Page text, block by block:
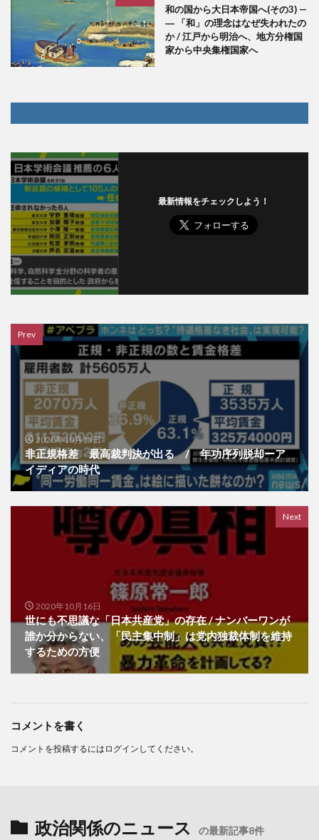
和の国から大日本帝国へ(その3) —
― 「和」の理念はなぜ失われたの
か / 江戸から明治へ、地方分権国
家から中央集権国家へ
最新情報をチェックしよう！
Prev
2020年10月15日
非正規格差 最高裁判決が出る / 年功序列脱却ーア
イディアの時代
Next
2020年10月16日
世にも不思議な「日本共産党」の存在 / ナンバーワンが
誰か分からない、「民主集中制」は党内独裁体制を維持
するための方便
コメントを書く
コメントを投稿するには ログイン してください。
政治関係のニュース の最新記事8件